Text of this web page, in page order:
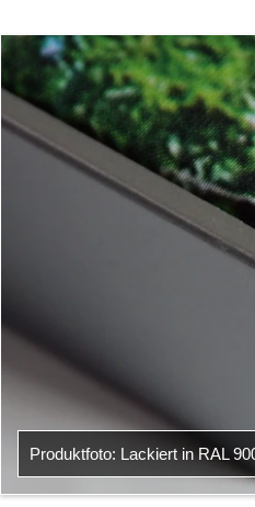
Produktfoto: Lackiert in RAL